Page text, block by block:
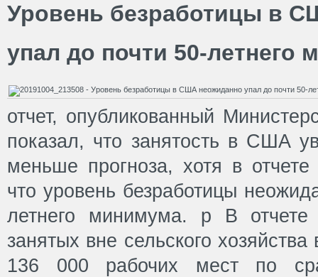
Уровень безработицы в
упал до почти 50-летнего
отчет, опубликованный
показал, что занятость в США
меньше прогноза, хотя в
что уровень безработицы
летнего минимума. p В отчете
занятых вне сельского
136 000 рабочих мест по